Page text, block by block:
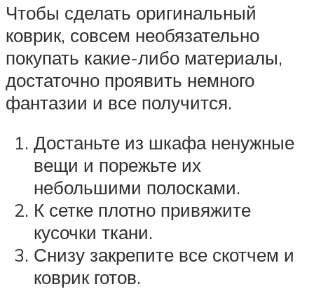
Чтобы сделать оригинальный
коврик, совсем необязательно
покупать какие-либо материалы,
достаточно проявить немного
фантазии и все получится.
Достаньте из шкафа ненужные
вещи и порежьте их
небольшими полосками.
К сетке плотно привяжите
кусочки ткани.
Снизу закрепите все скотчем и
коврик готов.